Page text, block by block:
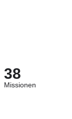
38
Missionen